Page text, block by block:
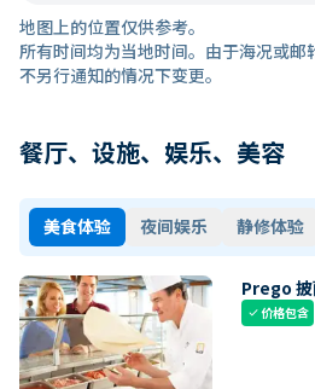
地图上的位置仅供参考。
所有时间均为当地时间。由于海况或
不另行通知的情况下变更。
餐厅、设施、娱乐、美容
美食体验 夜间娱乐 静修体验
Prego
check价格包含